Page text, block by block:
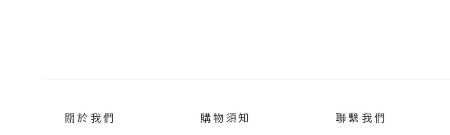
關於我們 購物須知 聯繫我們